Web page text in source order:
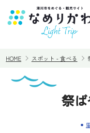
見る
HOME スポット - 食べる
祭